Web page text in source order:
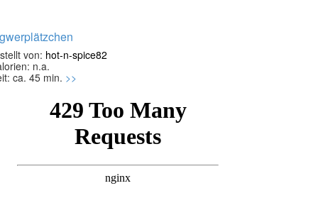
von: hot-n-spice82
n.a.
ca. 45 min. >>